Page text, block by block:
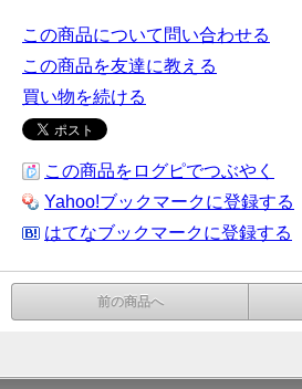
この商品について問い合わせる
この商品を友達に教える
買い物を続ける
この商品をログピでつぶやく
Yahoo!ブックマークに登録する
はてなブックマークに登録する
前の商品へ